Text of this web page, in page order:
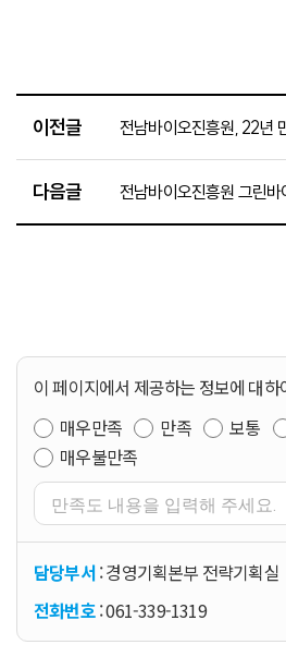
이전글
다음글
이 페이지에서 제공하는 정보에 대
매우만족
만족 보통
매우불만족
담당부서: 경영기획본부 전략기획실
전화번호: 061-339-1319